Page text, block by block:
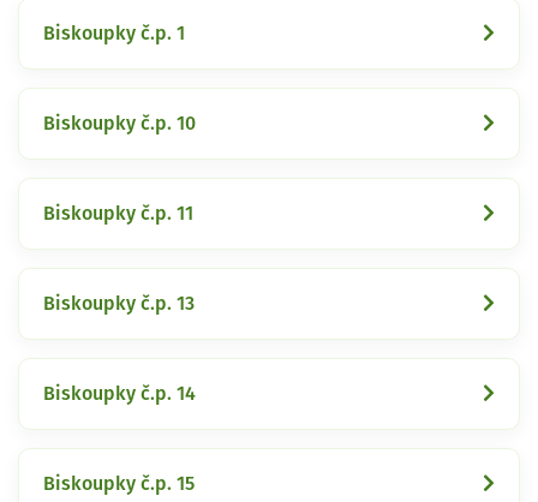
Biskoupky č.p. 1
Biskoupky č.p. 10
Biskoupky č.p. 11
Biskoupky č.p. 13
Biskoupky č.p. 14
Biskoupky č.p. 15